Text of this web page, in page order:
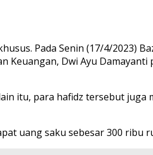
Pada Senin (17/4/2023)
Dwi Ayu Damayanti
itu, para hafidz tersebut juga
uang saku sebesar 300 ribu